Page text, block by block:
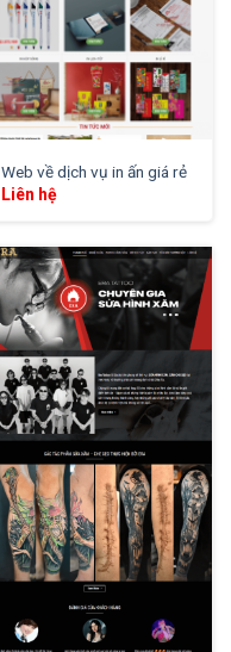
Web về dịch vụ in ấn giá rẻ
Liên hệ
XEM THỬ